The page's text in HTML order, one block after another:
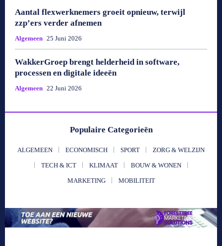
Aantal flexwerknemers groeit opnieuw, terwijl
zzp’ers verder afnemen
Algemeen 25 Juni 2026
WakkerGroep brengt helderheid in software,
processen en digitale ideeën
Algemeen 22 Juni 2026
Populaire Categorieën
ALGEMEEN ECONOMISCH SPORT ZORG & WELZIJN
TECH & ICT KLIMAAT BOUW & WONEN
MARKETING MOBILITEIT